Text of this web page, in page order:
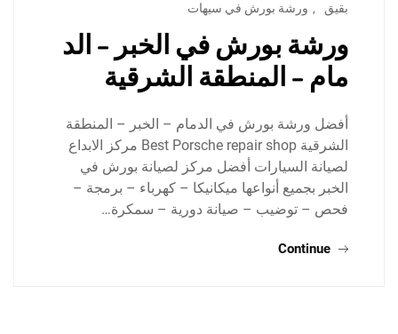
بقيق
, ورشة بورش في سيهات
ورشة بورش في الخبر – الد
مام – المنطقة الشرقية
أفضل ورشة بورش في الدمام – الخبر – المنطقة
الشرقية Best Porsche repair shop مركز الابداع
لصيانة السيارات أفضل مركز لصيانة بورش في
الخبر بجميع أنواعها ميكانيكا – كهرباء – برمجة –
فحص – توضيب – صيانة دورية – سمكرة…
Continue